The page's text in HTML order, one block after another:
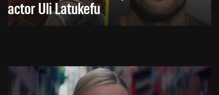
actor Uli Latukefu